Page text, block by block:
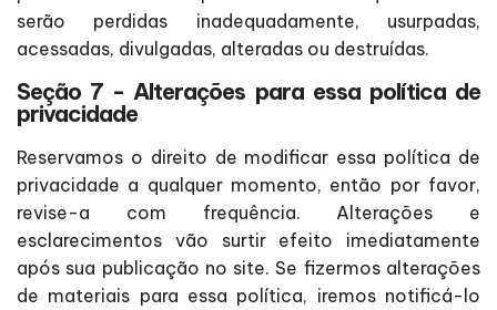
serão perdidas inadequadamente, usurpadas,
acessadas, divulgadas, alteradas ou destruídas.
Seção 7 - Alterações para essa política de
privacidade
Reservamos o direito de modificar essa política de
privacidade a qualquer momento, então por favor,
revise-a com frequência. Alterações e
esclarecimentos vão surtir efeito imediatamente
após sua publicação no site. Se fizermos alterações
de materiais para essa política, iremos notificá-lo